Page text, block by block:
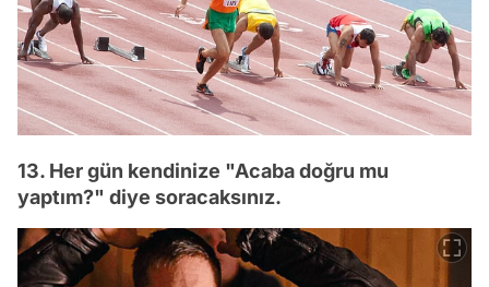
13. Her gün kendinize "Acaba doğru mu
yaptım?" diye soracaksınız.